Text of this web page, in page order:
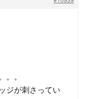
。
ジが刺さってい